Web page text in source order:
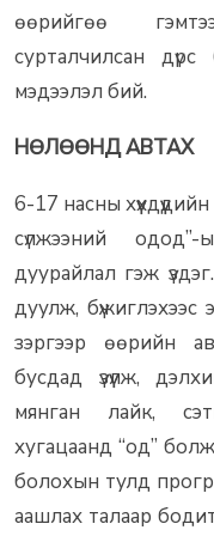
өөрийгөө
сурталчилсан дүрс
мэдээлэл бий.
НӨЛӨӨНД АВТАХ
6-17 насны
сүлжээний
дуурайлал гэж
дуулж, бүжиглэхээс
зэргээр өөрийн
бусдад үзүүлж,
мянган лайк,
хугацаанд “од” болж
болохын тулд
аашлах талаар